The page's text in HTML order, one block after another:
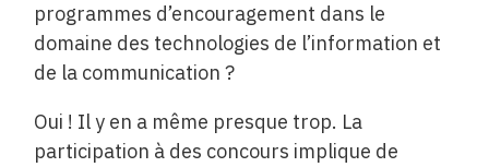
programmes d’encouragement dans le
domaine des technologies de l’information et
de la communication ?
Oui ! Il y en a même presque trop. La
participation à des concours implique de